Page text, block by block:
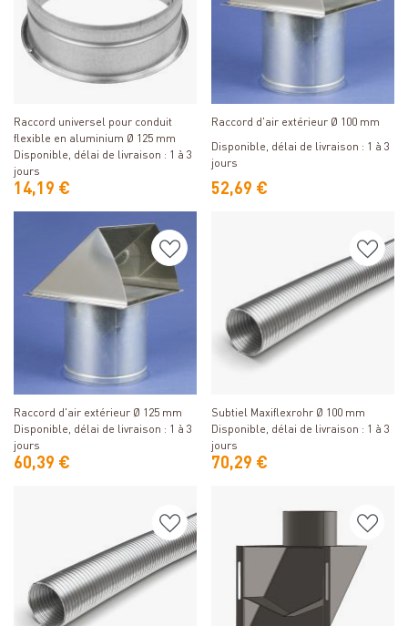
Raccord universel pour conduit
flexible en aluminium Ø 125 mm
Disponible, délai de livraison : 1 à 3
jours
14,19 €
Détails
Raccord d'air extérieur Ø 100 mm
Disponible, délai de livraison : 1 à 3
jours
52,69 €
Détails
Raccord d'air extérieur Ø 125 mm
Disponible, délai de livraison : 1 à 3
jours
60,39 €
Subtiel Maxiflexrohr Ø 100 mm
Disponible, délai de livraison : 1 à 3
jours
70,29 €